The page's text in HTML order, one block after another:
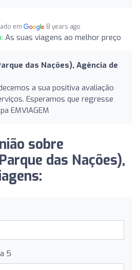
em 8 years ago
As suas viagens ao melhor preço
das Nações), Agência de
a sua positiva avaliação
Esperamos que regresse
EMVIAGEM
sobre
das Nações),
5